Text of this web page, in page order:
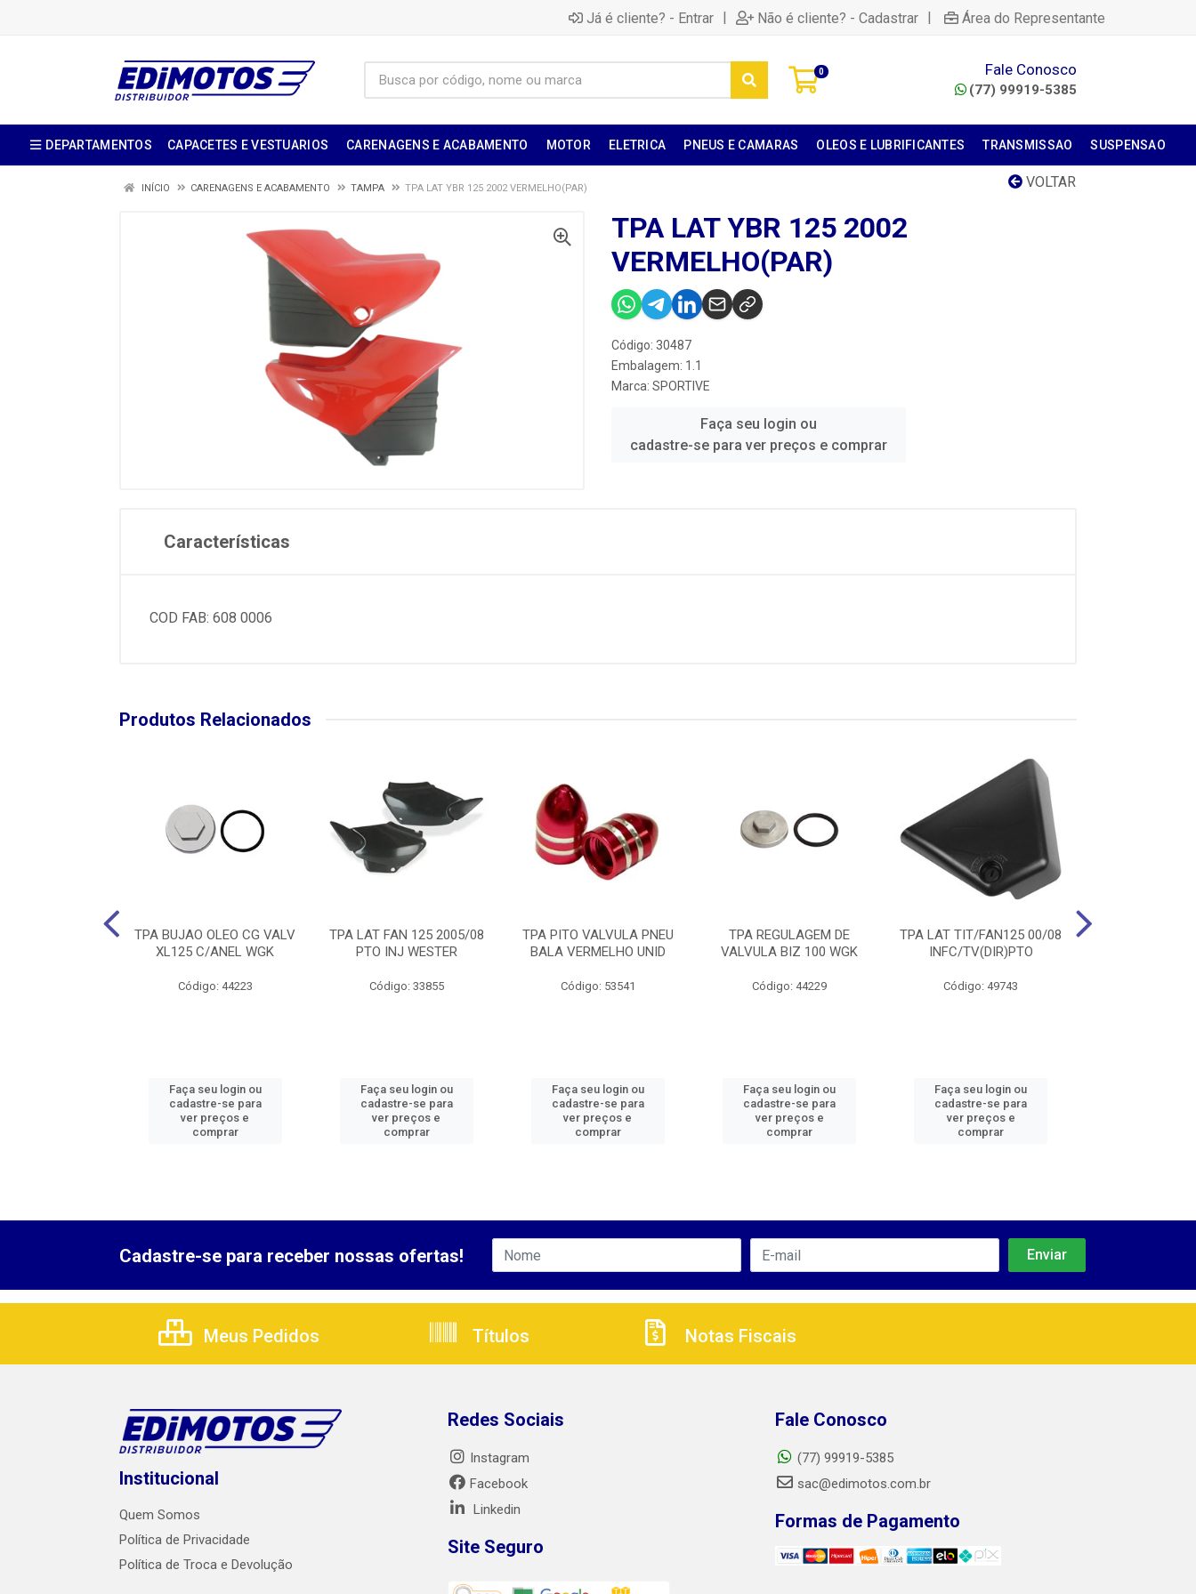
Já é cliente? - Entrar | Não é cliente? - Cadastrar | Área do Representante
0 Fale Conosco
(77) 99919-5385
DEPARTAMENTOS CAPACETES E VESTUARIOS CARENAGENS E ACABAMENTO MOTOR ELETRICA PNEUS E CAMARAS OLEOS E LUBRIFICANTES TRANSMISSAO SUSPENSAO
VOLTAR
INÍCIO CARENAGENS E ACABAMENTO TAMPA TPA LAT YBR 125 2002 VERMELHO(PAR)
TPA LAT YBR 125 2002
VERMELHO(PAR)
Código: 30487
Embalagem: 1.1
Marca: SPORTIVE
Faça seu login ou
cadastre-se para ver preços e comprar
Características
COD FAB: 608 0006
Produtos Relacionados
TPA BUJAO OLEO CG VALV
XL125 C/ANEL WGK
Código: 44223
Faça seu login ou
cadastre-se para
ver preços e
comprar
TPA LAT FAN 125 2005/08
PTO INJ WESTER
Código: 33855
Faça seu login ou
cadastre-se para
ver preços e
comprar
TPA PITO VALVULA PNEU
BALA VERMELHO UNID
Código: 53541
Faça seu login ou
cadastre-se para
ver preços e
comprar
TPA REGULAGEM DE
VALVULA BIZ 100 WGK
Código: 44229
Faça seu login ou
cadastre-se para
ver preços e
comprar
TPA LAT TIT/FAN125 00/08
INFC/TV(DIR)PTO
Código: 49743
Faça seu login ou
cadastre-se para
ver preços e
comprar
Cadastre-se para receber nossas ofertas!
Meus Pedidos Títulos Notas Fiscais
Institucional
Quem Somos
Política de Privacidade
Política de Troca e Devolução
Redes Sociais
Instagram
Facebook
Linkedin
Site Seguro
Fale Conosco
(77) 99919-5385
sac@edimotos.com.br
Formas de Pagamento